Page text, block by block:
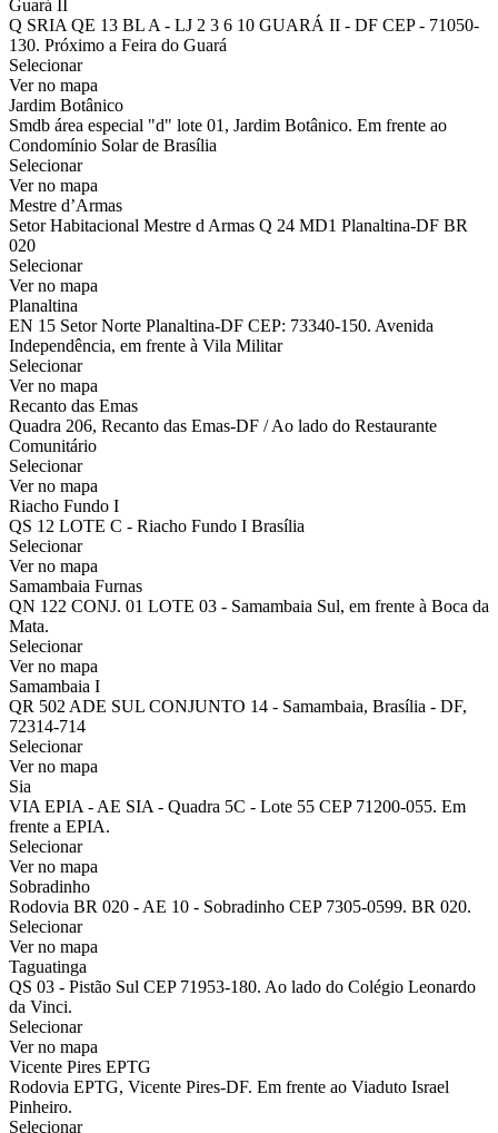
Guará II
Q SRIA QE 13 BL A - LJ 2 3 6 10 GUARÁ II - DF CEP - 71050-
130. Próximo a Feira do Guará
Selecionar
Ver no mapa
Jardim Botânico
Smdb área especial "d" lote 01, Jardim Botânico. Em frente ao
Condomínio Solar de Brasília
Selecionar
Ver no mapa
Mestre d’Armas
Setor Habitacional Mestre d Armas Q 24 MD1 Planaltina-DF BR
020
Selecionar
Ver no mapa
Planaltina
EN 15 Setor Norte Planaltina-DF CEP: 73340-150. Avenida
Independência, em frente à Vila Militar
Selecionar
Ver no mapa
Recanto das Emas
Quadra 206, Recanto das Emas-DF / Ao lado do Restaurante
Comunitário
Selecionar
Ver no mapa
Riacho Fundo I
QS 12 LOTE C - Riacho Fundo I Brasília
Selecionar
Ver no mapa
Samambaia Furnas
QN 122 CONJ. 01 LOTE 03 - Samambaia Sul, em frente à Boca da
Mata.
Selecionar
Ver no mapa
Samambaia I
QR 502 ADE SUL CONJUNTO 14 - Samambaia, Brasília - DF,
72314-714
Selecionar
Ver no mapa
Sia
VIA EPIA - AE SIA - Quadra 5C - Lote 55 CEP 71200-055. Em
frente a EPIA.
Selecionar
Ver no mapa
Sobradinho
Rodovia BR 020 - AE 10 - Sobradinho CEP 7305-0599. BR 020.
Selecionar
Ver no mapa
Taguatinga
QS 03 - Pistão Sul CEP 71953-180. Ao lado do Colégio Leonardo
da Vinci.
Selecionar
Ver no mapa
Vicente Pires EPTG
Rodovia EPTG, Vicente Pires-DF. Em frente ao Viaduto Israel
Pinheiro.
Selecionar